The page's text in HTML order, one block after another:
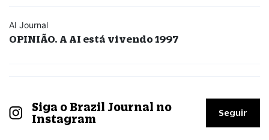
AI Journal
OPINIÃO. A AI está vivendo 1997
Siga o Brazil Journal no
Instagram
Seguir